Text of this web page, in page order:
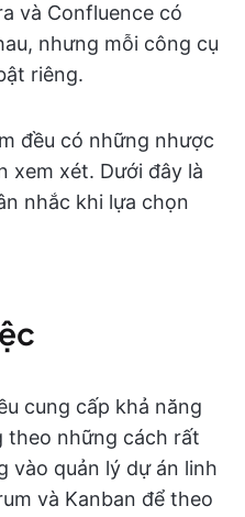
và Confluence có
nhưng mỗi công cụ
riêng.
đều có những nhược
xem xét. Dưới đây là
nhắc khi lựa chọn
cung cấp khả năng
theo những cách rất
vào quản lý dự án linh
và Kanban để theo